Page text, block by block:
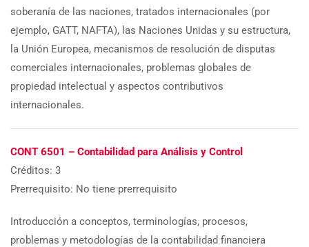
soberanía de las naciones, tratados internacionales (por
ejemplo, GATT, NAFTA), las Naciones Unidas y su estructura,
la Unión Europea, mecanismos de resolución de disputas
comerciales internacionales, problemas globales de
propiedad intelectual y aspectos contributivos
internacionales.
CONT 6501 – Contabilidad para Análisis y Control
Créditos: 3
Prerrequisito: No tiene prerrequisito
Introducción a conceptos, terminologías, procesos,
problemas y metodologías de la contabilidad financiera